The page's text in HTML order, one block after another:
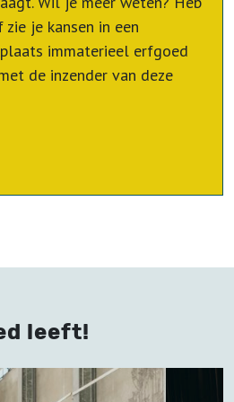
zie je kansen in een
immaterieel erfgoed
de inzender van deze
leeft!